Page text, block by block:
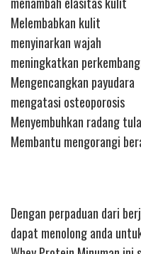
Melembabkan kulit
menyinarkan wajah
meningkatkan
Mengencangkan payudara
mengatasi osteoporosis
Menyembuhkan radang
Membantu mengorangi
Dengan perpaduan dari
dapat menolong anda